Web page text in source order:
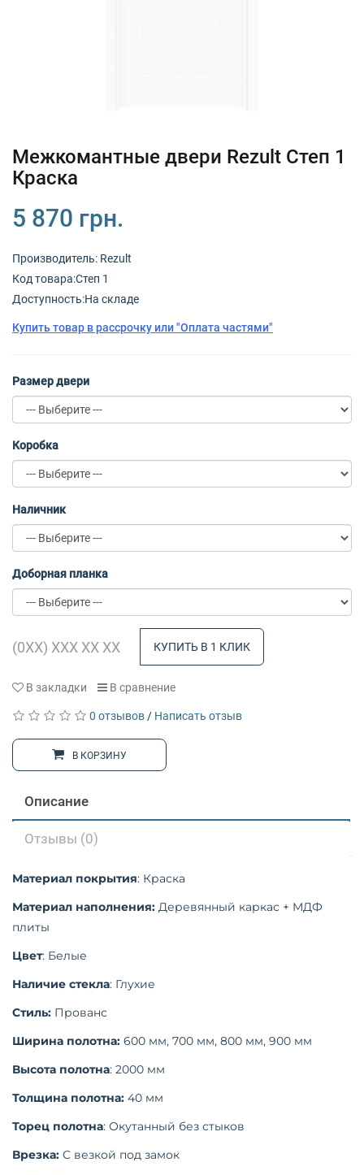
Межкомантные двери Rezult Степ 1
Краска
5 870 грн.
Производитель: Rezult
Код товарa:Степ 1
Доступность:На складе
Купить товар в рассрочку или "Оплата частями"
Размер двери
Коробка
Наличник
Доборная планка
КУПИТЬ В 1 КЛИК
В закладки В сравнение
0 отзывов / Написать отзыв
В КОРЗИНУ
Описание
Отзывы (0)
Материал покрытия: Краска
Материал наполнения: Деревянный каркас + МДФ
плиты
Цвет: Белые
Наличие стекла: Глухие
Стиль: Прованс
Ширина полотна: 600 мм, 700 мм, 800 мм, 900 мм
Высота полотна: 2000 мм
Толщина полотна: 40 мм
Торец полотна: Окутанный без стыков
Врезка: С везкой под замок